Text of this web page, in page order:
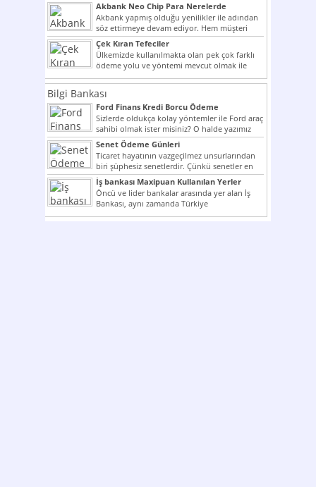
Akbank Neo Chip Para Nerelerde
Kullanılır?
Akbank yapmış olduğu yenilikler ile adından
söz ettirmeye devam ediyor. Hem müşteri
potansiyelini arttırmak hem...
Çek Kıran Tefeciler
Ülkemizde kullanılmakta olan pek çok farklı
ödeme yolu ve yöntemi mevcut olmak ile
beraber bunlar...
Bilgi Bankası
Ford Finans Kredi Borcu Ödeme
Sizlerde oldukça kolay yöntemler ile Ford araç
sahibi olmak ister misiniz? O halde yazımız
ilginizi...
Senet Ödeme Günleri
Ticaret hayatının vazgeçilmez unsurlarından
biri şüphesiz senetlerdir. Çünkü senetler en
çok kullanılan ödeme araçlarıdır. Taksitler...
İş bankası Maxipuan Kullanılan Yerler
Öncü ve lider bankalar arasında yer alan İş
Bankası, aynı zamanda Türkiye
Cumhuriyeti’nin ilk milli...